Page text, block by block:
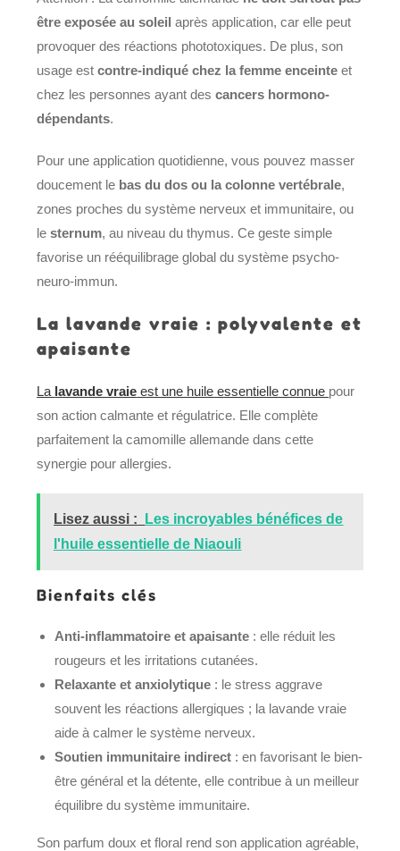
être exposée au soleil après application, car elle peut
provoquer des réactions phototoxiques. De plus, son
usage estcontre-indiqué chez la femme enceinte et
chez les personnes ayant descancers hormono-
dépendants.
Pour une application quotidienne, vous pouvez masser
doucement le bas du dos ou la colonne vertébrale,
zones proches du système nerveux et immunitaire, ou
lesternum, au niveau du thymus. Ce geste simple
favorise un rééquilibrage global du système psycho-
neuro-immun.
La lavande vraie : polyvalente et
apaisante
La lavande vraie est une huile essentielle connue pour
son action calmante et régulatrice. Elle complète
parfaitement la camomille allemande dans cette
synergie pour allergies.
Lisez aussi :
Les incroyables bénéfices de
l'huile essentielle de Niaouli
Bienfaits clés
Anti-inflammatoire et apaisante : elle réduit les
rougeurs et les irritations cutanées.
Relaxante et anxiolytique : le stress aggrave
souvent les réactions allergiques ; la lavande vraie
aide à calmer le système nerveux.
Soutien immunitaire indirect : en favorisant le bien-
être général et la détente, elle contribue à un meilleur
équilibre du système immunitaire.
Son parfum doux et floral rend son application agréable,